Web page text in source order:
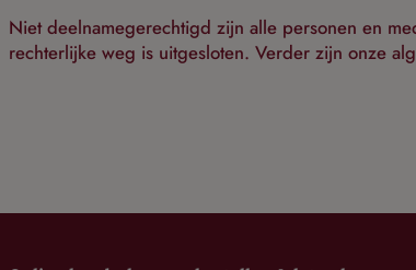
Niet deelnamegerechtigd zijn alle personen en
rechterlijke weg is uitgesloten. Verder zijn onze